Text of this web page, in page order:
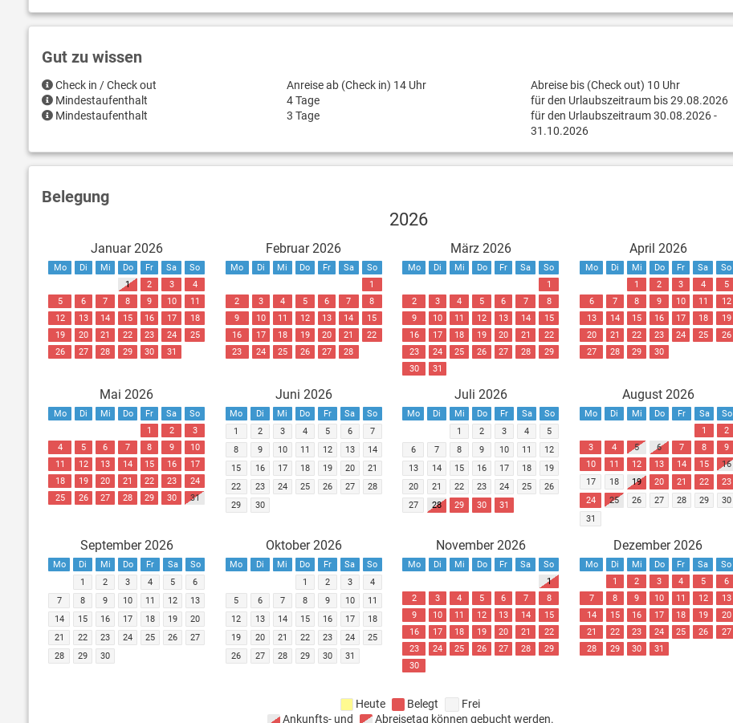
Gut zu wissen
Check in / Check out Anreise ab (Check in) 14 Uhr
Abreise bis (Check out) 10 Uhr
Mindestaufenthalt
4 Tage
für den Urlaubszeitraum bis 29.08.2026
Mindestaufenthalt
3 Tage
für den Urlaubszeitraum 30.08.2026 -
31.10.2026
Belegung
2026
Januar 2026
Mo Di Mi Do Fr Sa
So
1
2 3
4
5
6 7 8 9 10
11
12
13 14 15 16 17
18
19
20 21 22 23 24
25
26
27 28 29 30 31
Februar 2026
Mo Di Mi Do Fr Sa
So
1
2
3 4 5 6 7
8
9
10 11 12 13 14
15
16
17 18 19 20 21
22
23
24 25 26 27 28
März 2026
Mo Di Mi Do Fr Sa
So
1
2
3 4 5 6 7
8
9
10 11 12 13 14
15
16
17 18 19 20 21
22
23
24 25 26 27 28
29
30
31
April 2026
Mo Di Mi Do Fr Sa
So
1
2 3 4
5
6
7 8 9 10 11
12
13
14 15 16 17 18
19
20
21 22 23 24 25
26
27
28 29 30
Mai 2026
Mo Di Mi Do Fr Sa
So
1
2
3
4
5 6 7 8 9
10
11
12 13 14 15 16
17
18
19 20 21 22 23
24
25
26 27 28 29 30 31
Juni 2026
Mo Di Mi Do Fr Sa
So
1
2 3 4 5 6
7
8
9 10 11 12 13
14
15
16 17 18 19 20
21
22
23 24 25 26 27
28
29
30
Juli 2026
Mo Di Mi Do Fr Sa
So
1
2 3 4
5
6
7 8 9 10 11
12
13
14 15 16 17 18
19
20
21 22 23 24 25
26
27
28 29 30 31
August 2026
Mo Di Mi Do Fr Sa
So
1
2
3
4 5 6 7 8
9
10
11 12 13 14 15
16
17
18 19 20 21 22
23
24
25 26 27 28 29
30
31
September 2026
Mo Di Mi Do Fr Sa
So
1
2 3 4 5
6
7
8 9 10 11 12
13
14
15 16 17 18 19
20
21
22 23 24 25 26
27
28
29 30
Oktober 2026
Mo Di Mi Do Fr Sa
So
1
2 3
4
5
6 7 8 9 10
11
12
13 14 15 16 17
18
19
20 21 22 23 24
25
26
27 28 29 30 31
November 2026
Mo Di Mi Do Fr Sa
So
1
2
3 4 5 6 7
8
9
10 11 12 13 14
15
16
17 18 19 20 21
22
23
24 25 26 27 28
29
30
Dezember 2026
Mo Di Mi Do Fr Sa
So
1
2 3 4 5
6
7
8 9 10 11 12
13
14
15 16 17 18 19
20
21
22 23 24 25 26
27
28
29 30 31
Heute Belegt
Frei
Ankunfts- und
Abreisetag können gebucht werden.